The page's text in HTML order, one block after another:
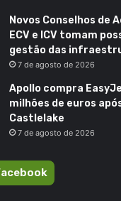
Novos Conselhos de
ECV e ICV tomam
gestão das
7 de agosto de 2026
Apollo compra
milhões de euros
Castlelake
7 de agosto de 2026